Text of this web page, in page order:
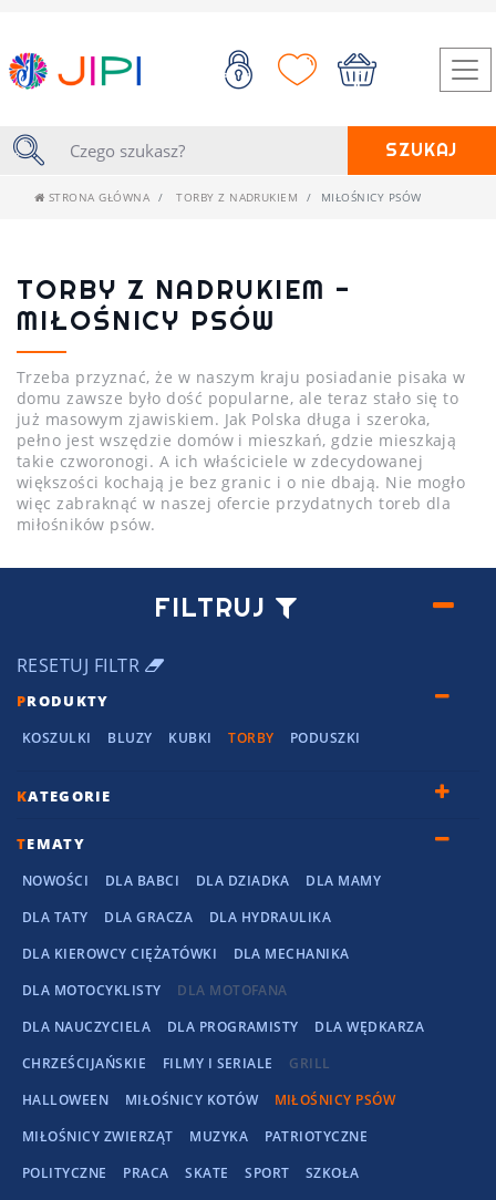
SZUKAJ
STRONA GŁÓWNA TORBY Z NADRUKIEM MIŁOŚNICY PSÓW
TORBY Z NADRUKIEM -
MIŁOŚNICY PSÓW
Trzeba przyznać, że w naszym kraju posiadanie pisaka w
domu zawsze było dość popularne, ale teraz stało się to
już masowym zjawiskiem. Jak Polska długa i szeroka,
pełno jest wszędzie domów i mieszkań, gdzie mieszkają
takie czworonogi. A ich właściciele w zdecydowanej
większości kochają je bez granic i o nie dbają. Nie mogło
więc zabraknąć w naszej ofercie przydatnych toreb dla
miłośników psów.
FILTRUJ
RESETUJ FILTR
PRODUKTY
KOSZULKI BLUZY KUBKI TORBY PODUSZKI
KATEGORIE
TEMATY
NOWOŚCI DLA BABCI DLA DZIADKA
DLA MAMY
DLA TATY
DLA GRACZA
DLA HYDRAULIKA
DLA KIEROWCY CIĘŻATÓWKI
DLA MECHANIKA
DLA MOTOCYKLISTY
DLA MOTOFANA
DLA NAUCZYCIELA
DLA PROGRAMISTY
DLA WĘDKARZA
CHRZEŚCIJAŃSKIE
FILMY I SERIALE
GRILL
HALLOWEEN
MIŁOŚNICY KOTÓW
MIŁOŚNICY PSÓW
MIŁOŚNICY ZWIERZĄT
MUZYKA
PATRIOTYCZNE
POLITYCZNE
PRACA SKATE SPORT
SZKOŁA